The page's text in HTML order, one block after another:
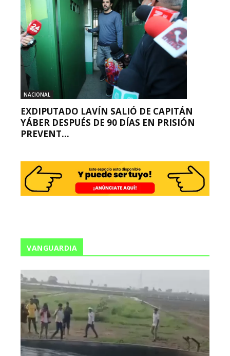
NACIONAL
EXDIPUTADO LAVÍN SALIÓ DE CAPITÁN
YÁBER DESPUÉS DE 90 DÍAS EN PRISIÓN
PREVENT...
VANGUARDIA